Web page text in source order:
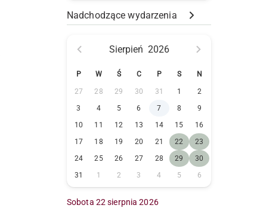
Nadchodzące wydarzenia
Sierpień 2026
P W Ś C P S N
27 28 29 30 31 1
2
3
4 5 6 7 8
9
10
11 12 13 14 15
16
17
18 19 20 21 22
23
24
25 26 27 28 29
30
31
1 2 3 4 5 6
Sobota 22 sierpnia 2026